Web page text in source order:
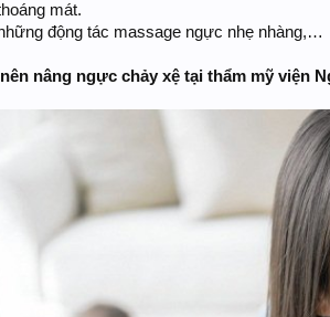
mát.
động tác massage ngực nhẹ nhàng,…
nâng ngực chảy xệ tại thẩm mỹ viện